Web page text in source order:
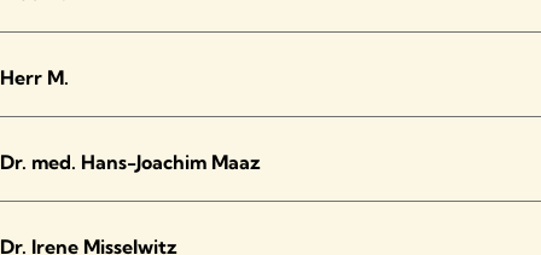
Herr M.
Dr. med. Hans-Joachim Maaz
Dr. Irene Misselwitz